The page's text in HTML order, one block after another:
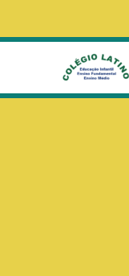
ラ